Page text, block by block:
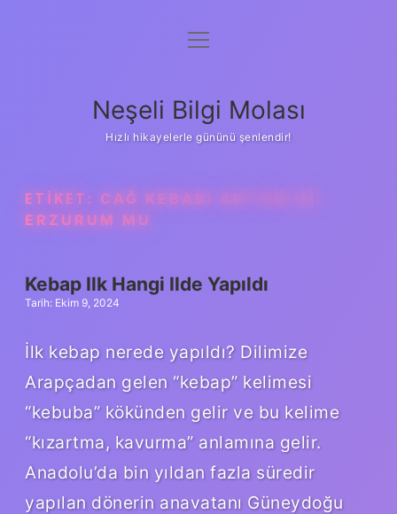
Anasayfa
Yasal Uyarı
menüyü
Neşeli Bilgi Molası
Hızlı hikayelerle gününü şenlendir!
ETIKET: CAĞ KEBABI ARTVIN MI
ERZURUM MU
Kebap Ilk Hangi Ilde Yapıldı
Tarih: Ekim 9, 2024
İlk kebap nerede yapıldı? Dilimize
Arapçadan gelen “kebap” kelimesi
“kebuba” kökünden gelir ve bu kelime
“kızartma, kavurma” anlamına gelir.
Anadolu’da bin yıldan fazla süredir
yapılan dönerin anavatanı Güneydoğu